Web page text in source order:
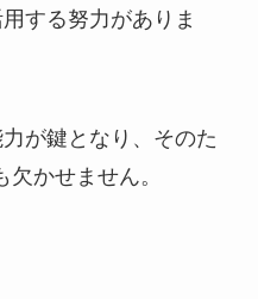
する努力がありま
が鍵となり、そのた
かせません。